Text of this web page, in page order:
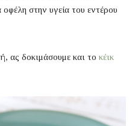
στην υγεία του εντέρου
ας δοκιμάσουμε και το κέικ